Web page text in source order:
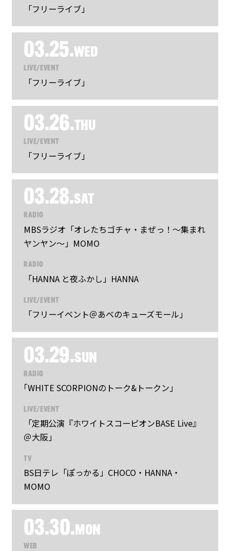
「フリーライブ」
03.25.WED
LIVE/EVENT
「フリーライブ」
03.26.THU
LIVE/EVENT
「フリーライブ」
03.28.SAT
RADIO
MBSラジオ「オレたちゴチャ・まぜっ！～集まれ
ヤンヤン～」MOMO
RADIO
「HANNA と夜ふかし」HANNA
LIVE/EVENT
「フリーイベント＠あべのキューズモール」
03.29.SUN
RADIO
｢WHITE SCORPIONのトーク&トークン｣
LIVE/EVENT
「定期公演『ホワイトスコーピオンBASE Live』
＠大阪」
TV
BS日テレ「ぽっかる」CHOCO・HANNA・
MOMO
03.30.MON
WEB